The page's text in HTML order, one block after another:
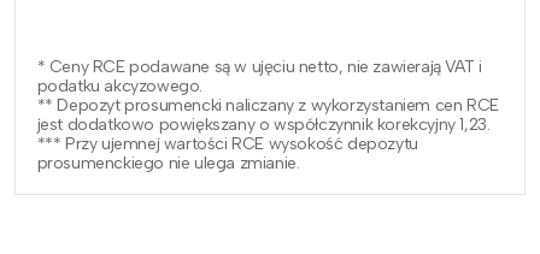
* Ceny RCE podawane są w ujęciu netto, nie zawierają VAT i
podatku akcyzowego.
** Depozyt prosumencki naliczany z wykorzystaniem cen RCE
jest dodatkowo powiększany o współczynnik korekcyjny 1,23.
*** Przy ujemnej wartości RCE wysokość depozytu
prosumenckiego nie ulega zmianie.